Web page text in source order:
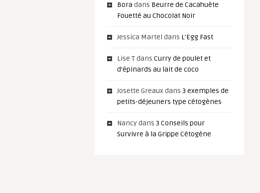
Bora dans Beurre de Cacahuète
Fouetté au Chocolat Noir
Jessica Martel dans L’Egg Fast
Lise Tdans Curry de poulet et
d’épinards au lait de coco
Josette Greauxdans 3 exemples de
petits-déjeuners type cétogènes
Nancydans 3 Conseils pour
Survivre à la Grippe Cétogène